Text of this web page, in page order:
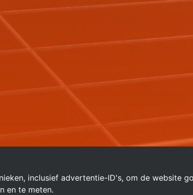
inclusief advertentie-ID's, om de website
en te meten.